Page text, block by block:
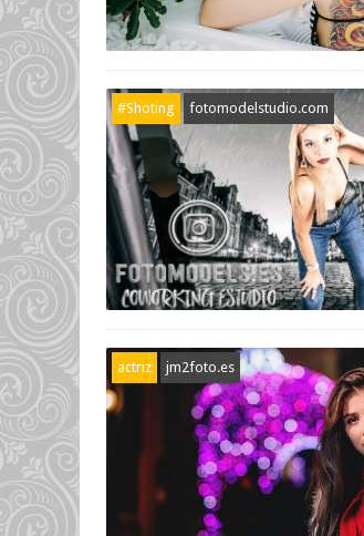
#Shoting fotomodelstudio.com
actriz jm2foto.es